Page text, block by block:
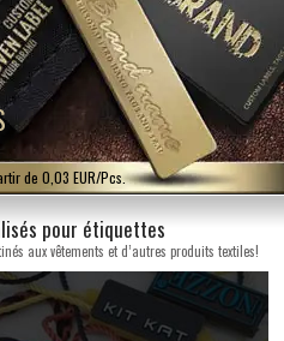
de 0,03 EUR/Pcs.
pour étiquettes
aux vêtements et d’autres produits textiles!